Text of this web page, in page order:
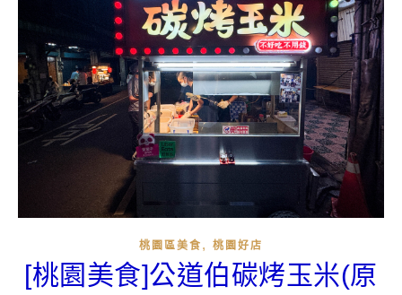
桃園區美食 , 桃園好店
[桃園美食]公道伯碳烤玉米(原